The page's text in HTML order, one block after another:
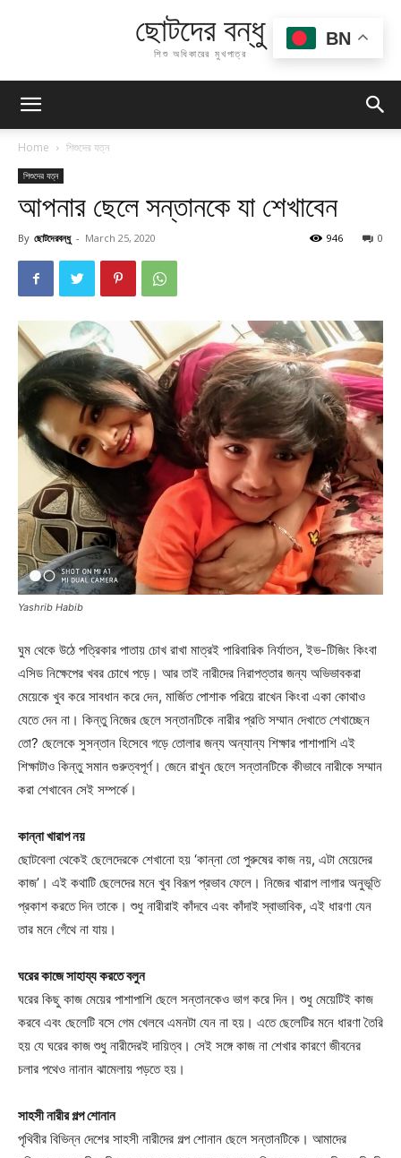
ছোটদের বন্ধু
শিশু অধিকারের মুখপাত্র
Home শিশুদের যত্ন
শিশুদের যত্ন
আপনার ছেলে সন্তানকে যা শেখাবেন
By ছোটদেরবন্ধু - March 25, 2020 0
946
Yashrib Habib
ঘুম থেকে উঠে পত্রিকার পাতায় চোখ রাখা মাত্রই পারিবারিক নির্যাতন, ইভ-টিজিং কিংবা
এসিড নিক্ষেপের খবর চোখে পড়ে। আর তাই নারীদের নিরাপত্তার জন্য অভিভাবকরা
মেয়েকে খুব করে সাবধান করে দেন, মার্জিত পোশাক পরিয়ে রাখেন কিংবা একা কোথাও
যেতে দেন না। কিন্তু নিজের ছেলে সন্তানটিকে নারীর প্রতি সম্মান দেখাতে শেখাচ্ছেন
তো? ছেলেকে সুসন্তান হিসেবে গড়ে তোলার জন্য অন্যান্য শিক্ষার পাশাপাশি এই
শিক্ষাটাও কিন্তু সমান গুরুত্বপূর্ণ। জেনে রাখুন ছেলে সন্তানটিকে কীভাবে নারীকে সম্মান
করা শেখাবেন সেই সম্পর্কে।
কান্না খারাপ নয়
ছোটবেলা থেকেই ছেলেদেরকে শেখানো হয় ‘কান্না তো পুরুষের কাজ নয়, এটা মেয়েদের
কাজ’। এই কথাটি ছেলেদের মনে খুব বিরূপ প্রভাব ফেলে। নিজের খারাপ লাগার অনুভূতি
প্রকাশ করতে দিন তাকে। শুধু নারীরাই কাঁদবে এবং কাঁদাই স্বাভাবিক, এই ধারণা যেন
তার মনে গেঁথে না যায়।
ঘরের কাজে সাহায্য করতে বলুন
ঘরের কিছু কাজ মেয়ের পাশাপাশি ছেলে সন্তানকেও ভাগ করে দিন। শুধু মেয়েটিই কাজ
করবে এবং ছেলেটি বসে গেম খেলবে এমনটা যেন না হয়। এতে ছেলেটির মনে ধারণা তৈরি
হয় যে ঘরের কাজ শুধু নারীদেরই দায়িত্ব। সেই সঙ্গে কাজ না শেখার কারণে জীবনের
চলার পথেও নানান ঝামেলায় পড়তে হয়।
সাহসী নারীর গল্প শোনান
পৃথিবীর বিভিন্ন দেশের সাহসী নারীদের গল্প শোনান ছেলে সন্তানটিকে। আমাদের
BN